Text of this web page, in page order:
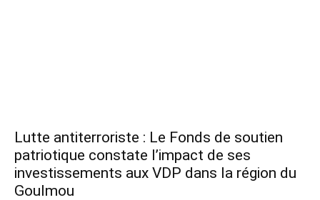
Lutte antiterroriste : Le Fonds de soutien
patriotique constate l’impact de ses
investissements aux VDP dans la région du
Goulmou